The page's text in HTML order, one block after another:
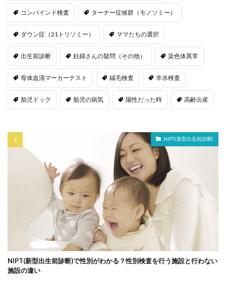
コンバインド検査 ターナー症候群（モノソミー）
ダウン症（21トリソミー） ママたちの選択
出生前診断 妊婦さんの疑問（その他） 染色体異常
母体血清マーカーテスト 絨毛検査 羊水検査
胎児ドック 胎児の病気 陽性だった時 高齢出産
NIPT(新型出生前診断)
NIPT(新型出生前診断)で性別がわかる？性別検査を行う施設と行わない
施設の違い